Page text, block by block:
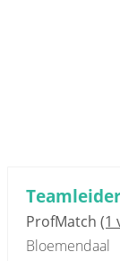
ProfMatch (1
Bloemendaal